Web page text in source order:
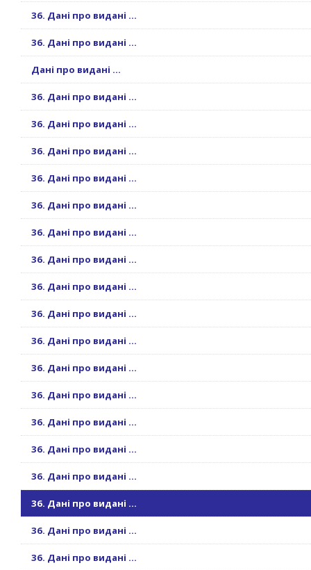
36. Дані про видані ...
36. Дані про видані ...
Дані про видані ...
36. Дані про видані ...
36. Дані про видані ...
36. Дані про видані ...
36. Дані про видані ...
36. Дані про видані ...
36. Дані про видані ...
36. Дані про видані ...
36. Дані про видані ...
36. Дані про видані ...
36. Дані про видані ...
36. Дані про видані ...
36. Дані про видані ...
36. Дані про видані ...
36. Дані про видані ...
36. Дані про видані ...
36. Дані про видані ...
36. Дані про видані ...
36. Дані про видані ...